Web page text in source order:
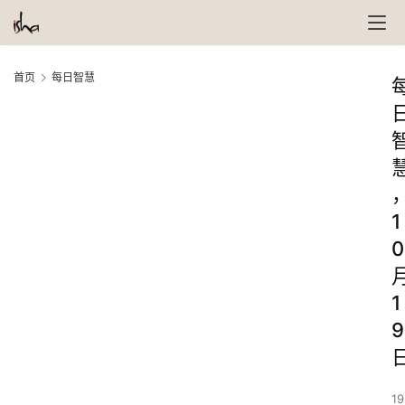
首页 每日智慧
1
0
1
9